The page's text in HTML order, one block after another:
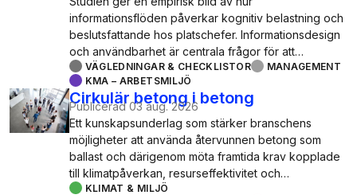
informationsflöden påverkar kognitiv belastning och
beslutsfattande hos platschefer. Informationsdesign
och användbarhet är centrala frågor för att…
VÄGLEDNINGAR & CHECKLISTOR
MANAGEMENT
KMA – ARBETSMILJÖ
Cirkulär betong i betong
Publicerad 03 aug. 2026
Ett kunskapsunderlag som stärker branschens
möjligheter att använda återvunnen betong som
ballast och därigenom möta framtida krav kopplade
till klimatpåverkan, resurseffektivitet och…
KLIMAT & MILJÖ